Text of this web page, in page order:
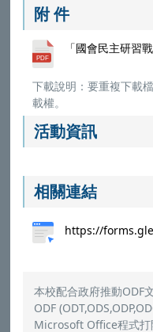
附 件
「國會民主研習
下載說明：要重複下載
載權。
活動資訊
相關連結
https://
本校配合政府推動ODF
ODF
Microsoft Office程式打